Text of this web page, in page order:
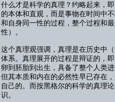
什么才是科学的真理？约略起来，
的本体和直观，而是事物在时间中
和自身同一性的过程，整个过程和
性）。
这个真理观强调，真理是在历史中
体系。真理展开的过程是辩证的，
卵到胚胎到出生，具备了整个人类
但其本质和内在的必然性早已存在
自己的。而按黑格尔的科学的真理
识。